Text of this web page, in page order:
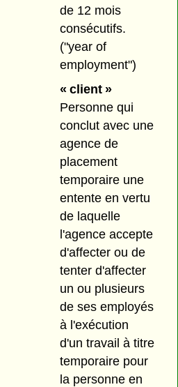
de 12 mois
consécutifs.
("year of
employment")
« client »
Personne qui
conclut avec une
agence de
placement
temporaire une
entente en vertu
de laquelle
l'agence accepte
d'affecter ou de
tenter d'affecter
un ou plusieurs
de ses employés
à l'exécution
d'un travail à titre
temporaire pour
la personne en